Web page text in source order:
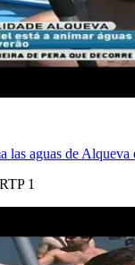
las aguas de Alqueva
1